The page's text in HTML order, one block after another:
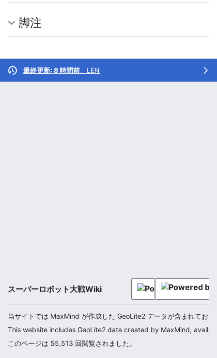
脚注
最終更新: 8 時間前 LEN
スーパーロボット大戦Wiki
当サイトでは MaxMind が作成した GeoLite2 データが含まれてお
This website includes GeoLite2 data created by MaxMind,
このページは 55,513 回閲覧されました。